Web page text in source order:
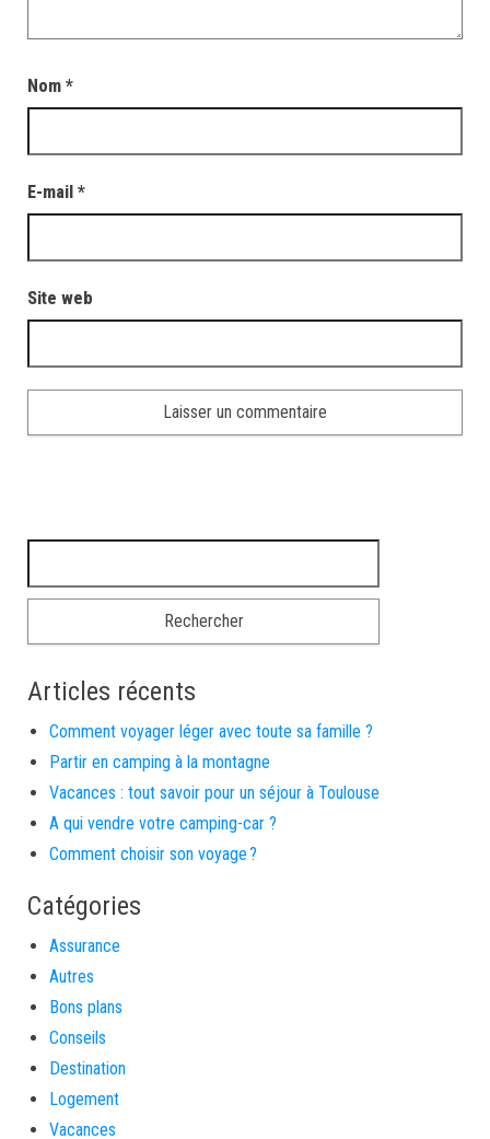
Nom *
E-mail *
Site web
Articles récents
Comment voyager léger avec toute sa famille ?
Partir en camping à la montagne
Vacances : tout savoir pour un séjour à Toulouse
A qui vendre votre camping-car ?
Comment choisir son voyage ?
Catégories
Assurance
Autres
Bons plans
Conseils
Destination
Logement
Vacances